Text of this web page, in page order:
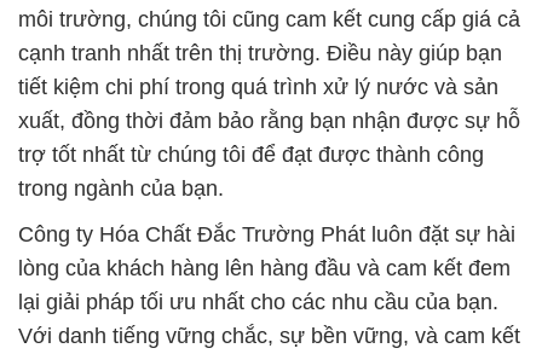
môi trường, chúng tôi cũng cam kết cung cấp giá cả
cạnh tranh nhất trên thị trường. Điều này giúp bạn
tiết kiệm chi phí trong quá trình xử lý nước và sản
xuất, đồng thời đảm bảo rằng bạn nhận được sự hỗ
trợ tốt nhất từ chúng tôi để đạt được thành công
trong ngành của bạn.
Công ty Hóa Chất Đắc Trường Phát luôn đặt sự hài
lòng của khách hàng lên hàng đầu và cam kết đem
lại giải pháp tối ưu nhất cho các nhu cầu của bạn.
Với danh tiếng vững chắc, sự bền vững, và cam kết